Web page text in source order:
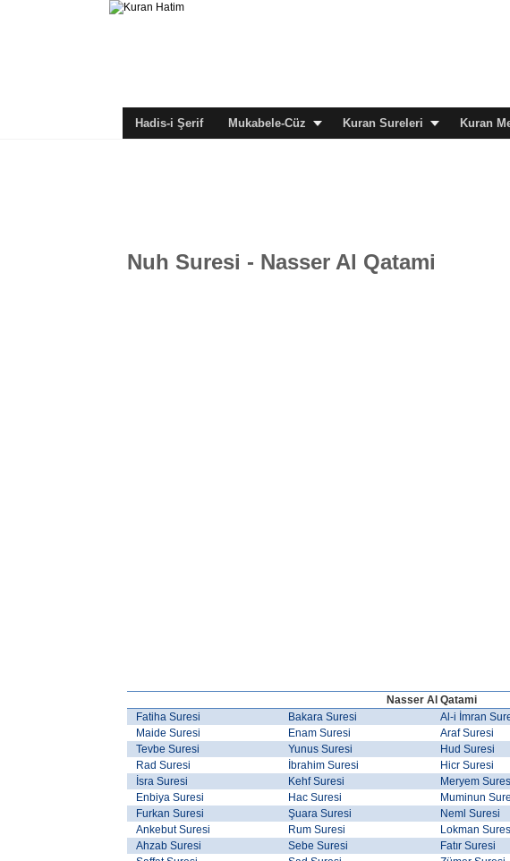
Hadis-i Şerif Mukabele-Cüz Kuran Sureleri Kuran
Nuh Suresi - Nasser Al Qatami
Nasser Al Qatami
Fatiha Suresi
Bakara Suresi Al-i İmran
Maide Suresi
Enam Suresi Araf Suresi
Tevbe Suresi
Yunus Suresi Hud Suresi
Rad Suresi
İbrahim Suresi Hicr Suresi
İsra Suresi
Kehf Suresi Meryem
Enbiya Suresi
Hac Suresi Muminun
Furkan Suresi
Şuara Suresi Neml Suresi
Ankebut Suresi
Rum Suresi Lokman
Ahzab Suresi
Sebe Suresi Fatır Suresi